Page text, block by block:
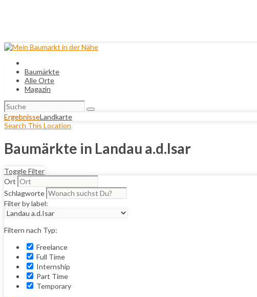
Baumärkte
Alle Orte
Magazin
Suchen
nach:
ErgebnisseLandkarte
Search This Location
Baumärkte in Landau a.d.Isar
Toggle Filter
Ort
Schlagworte
Filter by label:
Filtern nach Typ:
Freelance
Full Time
Internship
Part Time
Temporary